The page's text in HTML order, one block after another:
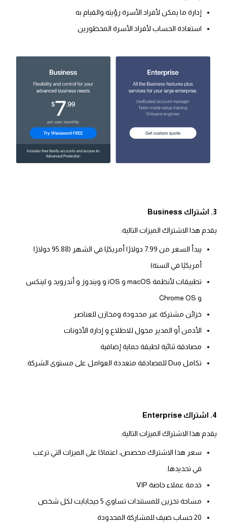
إدارة ما يمكن لأفراد الأسرة رؤيته والقيام به
استعادة الحساب لأفراد الأسرة المحظورين
3. اشتراك Business
يقدم هذا الاشتراك الميزات التالية:
يبدأ السعر من 7.99 دولارًا أمريكيًا في الشهر (95.88 دولارًا
أمريكيًا في السنة)
تطبيقات لأنظمة macOS و iOS و ويندوز و أندرويد و لينكس
و Chrome OS
خزائن مشتركة غير محدودة ومخازن للعناصر
الأدمن أو المدير مخول للاطلاع و إدارة الأذونات
مصادقة ثنائية لطبقة حماية إضافية
تكامل Duo للمصادقة متعددة العوامل على مستوى الشركة
4. اشتراك Enterprise
يقدم هذا الاشتراك الميزات التالية:
سعر هذا الاشتراك مخصص، اعتمادًا على الميزات التي ترغب
في تحديدها.
خدمة عملاء خاصة VIP
مساحة تخزين للمستندات تساوي 5 جيجابايت لكل شخص
20 حساب ضيف للمشاركة المحدودة